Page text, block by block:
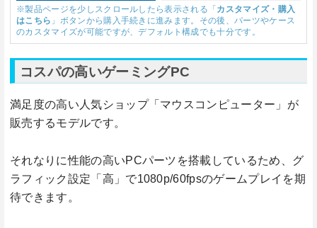
※製品ページを少しスクロールしたら表示される「 カスタマイズ・購入
はこちら 」ボタンから購入手続きに進みます。その後、パーツやケース
のカスタマイズが可能ですが、デフォルト構成でも十分です。
コスパの高いゲーミングPC
満足度の高い人気ショップ「マウスコンピューター」が
販売するモデルです。
それなりに性能の高いPCパーツを搭載しているため、グ
ラフィック設定「高」で1080p/60fpsのゲームプレイを期
待できます。